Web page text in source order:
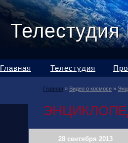
Главная Телестудия
Главная » Видео о космосе »
28 сентября 2013